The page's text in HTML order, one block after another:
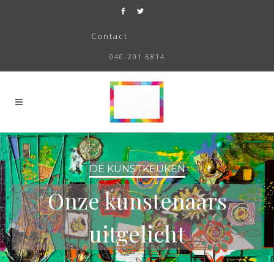
Contact
040-201 6814
DE KUNSTKEUKEN
Onze kunstenaars
uitgelicht